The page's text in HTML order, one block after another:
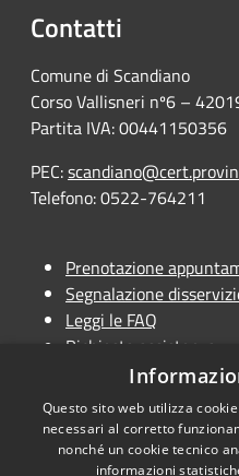
Contatti
Comune di Scandiano
Corso Vallisneri nº6 –
Partita IVA: 00441150356
PEC:
Telefono: 0522-764211
Prenotazione
Segnalazione
Leggi le FAQ
Richiesta assistenza
Social Media Policy
Questo sito web utilizza
necessari al corretto
nonché un cookie tecnico
informazioni